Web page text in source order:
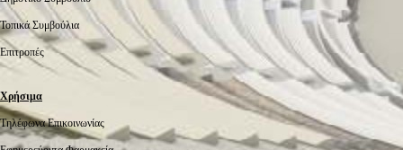
Τοπικά Συμβούλια
Επιτροπές
Χρήσιμα
Τηλέφωνα Επικοινωνίας